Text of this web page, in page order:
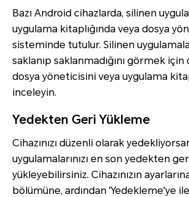
Bazı Android cihazlarda, silinen
uygulama kitaplığında veya dosya
sisteminde tutulur. Silinen
saklanıp saklanmadığını görmek için
dosya yöneticisini veya uygulama
inceleyin.
Yedekten Geri Yükleme
Cihazınızı düzenli olarak
uygulamalarınızı en son yedekten
yükleyebilirsiniz. Cihazınızın
bölümüne, ardından 'Yedekleme'ye